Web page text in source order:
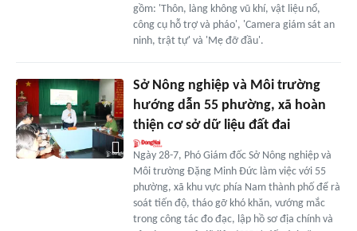
gồm: 'Thôn, làng không vũ khí, vật liệu nổ,
công cụ hỗ trợ và pháo', 'Camera giám sát an
ninh, trật tự' và 'Mẹ đỡ đầu'.
Sở Nông nghiệp và Môi trường
hướng dẫn 55 phường, xã hoàn
thiện cơ sở dữ liệu đất đai
Ngày 28-7, Phó Giám đốc Sở Nông nghiệp và
Môi trường Đặng Minh Đức làm việc với 55
phường, xã khu vực phía Nam thành phố để rà
soát tiến độ, tháo gỡ khó khăn, vướng mắc
trong công tác đo đạc, lập hồ sơ địa chính và